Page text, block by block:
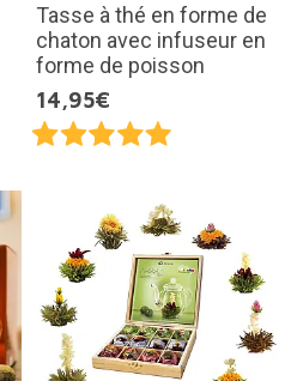
Tasse à thé en forme de
chaton avec infuseur en
forme de poisson
14,95€